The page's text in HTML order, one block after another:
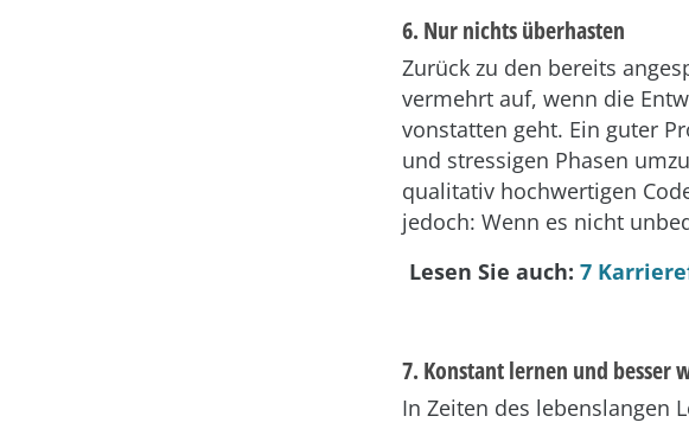
6. Nur nichts überhasten
Zurück zu den bereits
vermehrt auf, wenn die
vonstatten geht. Ein guter
und stressigen Phasen
qualitativ hochwertigen
jedoch: Wenn es nicht
Lesen Sie auch: 7
7. Konstant lernen und besser
In Zeiten des lebenslangen